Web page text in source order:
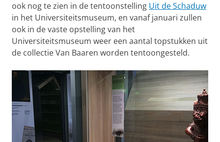
ook nog te zien in de tentoonstelling Uit de Schaduw
in het Universiteitsmuseum, en vanaf januari zullen
ook in de vaste opstelling van het
Universiteitsmuseum weer een aantal topstukken uit
de collectie Van Baaren worden tentoongesteld.